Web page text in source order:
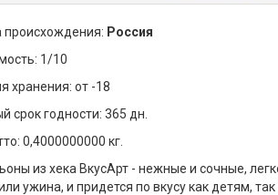
происхождения: Россия
1/10
хранения: от -18
срок годности: 365 дн.
0,4000000000 кг.
из хека ВкусАрт - нежные и сочные,
ужина, и придется по вкусу как детям,